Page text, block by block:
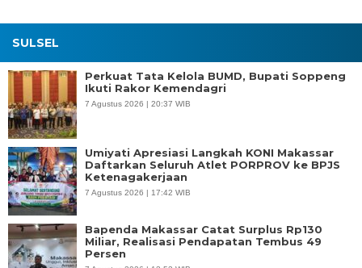
SULSEL
Perkuat Tata Kelola BUMD, Bupati Soppeng
Ikuti Rakor Kemendagri
7 Agustus 2026 | 20:37 WIB
Umiyati Apresiasi Langkah KONI Makassar
Daftarkan Seluruh Atlet PORPROV ke BPJS
Ketenagakerjaan
7 Agustus 2026 | 17:42 WIB
Bapenda Makassar Catat Surplus Rp130
Miliar, Realisasi Pendapatan Tembus 49
Persen